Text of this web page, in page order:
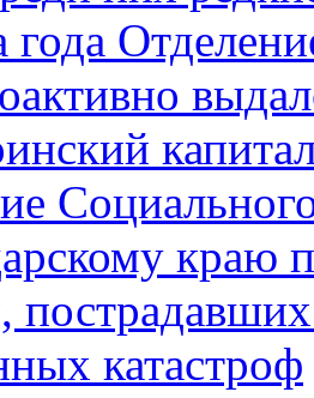
года
краю
катастроф